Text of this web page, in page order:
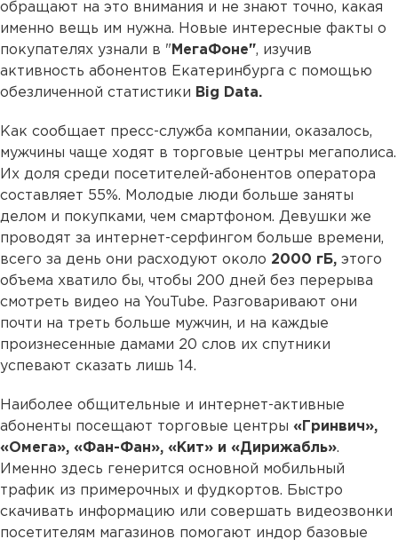
обращают на это внимания и не знают точно, какая
именно вещь им нужна. Новые интересные факты о
покупателях узнали в " МегаФоне", изучив
активность абонентов Екатеринбурга с помощью
обезличенной статистики Big Data.
Как сообщает пресс-служба компании, оказалось,
мужчины чаще ходят в торговые центры мегаполиса.
Их доля среди посетителей-абонентов оператора
составляет 55%. Молодые люди больше заняты
делом и покупками, чем смартфоном. Девушки же
проводят за интернет-серфингом больше времени,
всего за день они расходуют около 2000 гБ, этого
объема хватило бы, чтобы 200 дней без перерыва
смотреть видео на YouTube. Разговаривают они
почти на треть больше мужчин, и на каждые
произнесенные дамами 20 слов их спутники
успевают сказать лишь 14.
Наиболее общительные и интернет-активные
абоненты посещают торговые центры «Гринвич»,
«Омега», «Фан-Фан», «Кит» и «Дирижабль».
Именно здесь генерится основной мобильный
трафик из примерочных и фудкортов. Быстро
скачивать информацию или совершать видеозвонки
посетителям магазинов помогают индор базовые